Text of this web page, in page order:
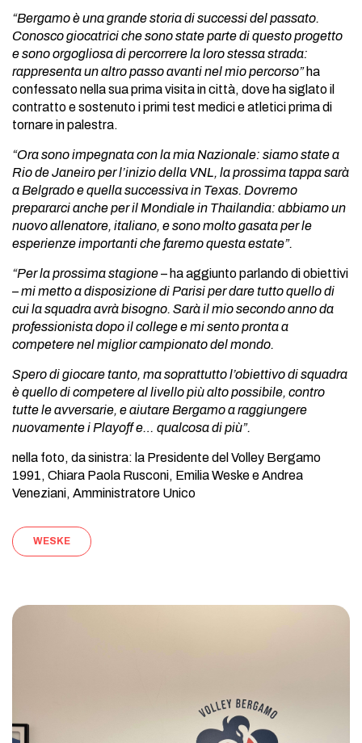
“Bergamo è una grande storia di successi del passato.
Conosco giocatrici che sono state parte di questo progetto
e sono orgogliosa di percorrere la loro stessa strada:
rappresenta un altro passo avanti nel mio percorso”ha
confessato nella sua prima visita in città, dove ha siglato il
contratto e sostenuto i primi test medici e atletici prima di
tornare in palestra.
“Ora sono impegnata con la mia Nazionale: siamo state a
Rio de Janeiro per l’inizio della VNL, la prossima tappa sarà
a Belgrado e quella successiva in Texas. Dovremo
prepararci anche per il Mondiale in Thailandia: abbiamo un
nuovo allenatore, italiano, e sono molto gasata per le
esperienze importanti che faremo questa estate”.
“Per la prossima stagione– ha aggiunto parlando di obiettivi
–mi metto a disposizione di Parisi per dare tutto quello di
cui la squadra avrà bisogno. Sarà il mio secondo anno da
professionista dopo il college e mi sento pronta a
competere nel miglior campionato del mondo.
Spero di giocare tanto, ma soprattutto l’obiettivo di squadra
è quello di competere al livello più alto possibile, contro
tutte le avversarie, e aiutare Bergamo a raggiungere
nuovamente i Playoff e… qualcosa di più”.
nella foto, da sinistra: la Presidente del Volley Bergamo
1991, Chiara Paola Rusconi, Emilia Weske e Andrea
Veneziani, Amministratore Unico
WESKE